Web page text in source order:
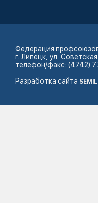
Федерация
г. Липецк, ул.
телефон/факс: (4742)
Разработка сайта